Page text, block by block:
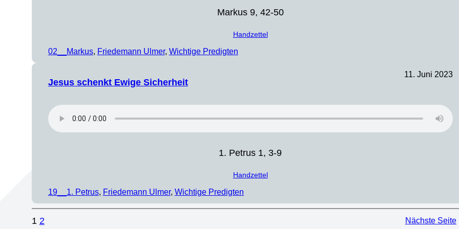
Markus 9, 42-50
Handzettel
02__Markus, Friedemann Ulmer, Wichtige Predigten
Jesus schenkt Ewige Sicherheit
11. Juni 2023
1. Petrus 1, 3-9
Handzettel
19__1. Petrus, Friedemann Ulmer, Wichtige Predigten
1 2 Nächste Seite